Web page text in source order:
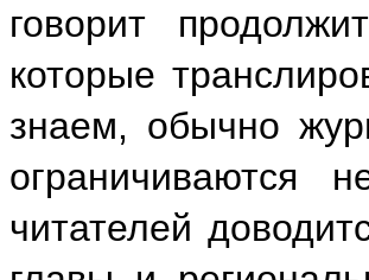
говорит
которые
знаем, обычно
ограничиваются
читателей